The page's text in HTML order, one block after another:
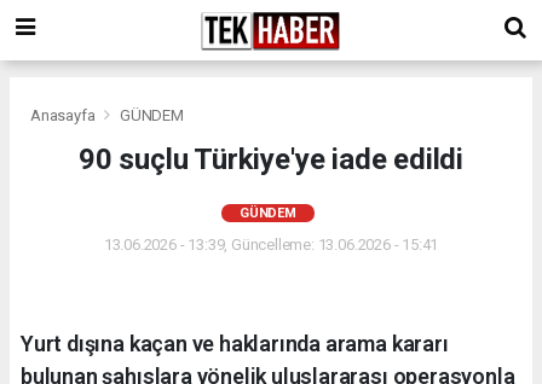
Anasayfa GÜNDEM
90 suçlu Türkiye'ye iade edildi
GÜNDEM
13.06.2026 - 13:39, Güncelleme: 13.06.2026 - 15:41
Yurt dışına kaçan ve haklarında arama kararı
bulunan şahıslara yönelik uluslararası operasyonla